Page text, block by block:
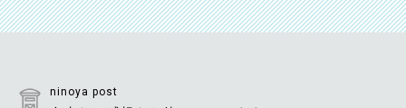
ninoya post